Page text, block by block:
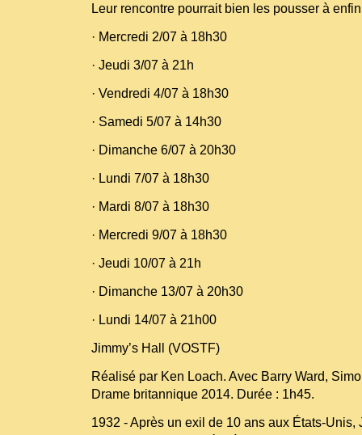
Leur rencontre pourrait bien les pousser à
· Mercredi 2/07 à 18h30
· Jeudi 3/07 à 21h
· Vendredi 4/07 à 18h30
· Samedi 5/07 à 14h30
· Dimanche 6/07 à 20h30
· Lundi 7/07 à 18h30
· Mardi 8/07 à 18h30
· Mercredi 9/07 à 18h30
· Jeudi 10/07 à 21h
· Dimanche 13/07 à 20h30
· Lundi 14/07 à 21h00
Jimmy’s Hall (VOSTF)
Réalisé par Ken Loach. Avec Barry Ward,
Drame britannique 2014. Durée : 1h45.
1932 - Après un exil de 10 ans aux États-Unis,